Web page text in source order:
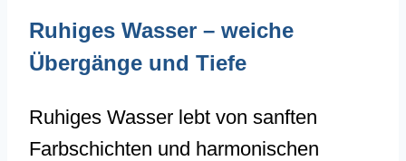
Ruhiges Wasser – weiche
Übergänge und Tiefe
Ruhiges Wasser lebt von sanften
Farbschichten und harmonischen